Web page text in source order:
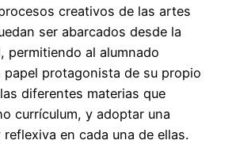
creativos de las artes
ser abarcados desde la
permitiendo al alumnado
papel protagonista de su propio
diferentes materias que
currículum, y adoptar una
en cada una de ellas.